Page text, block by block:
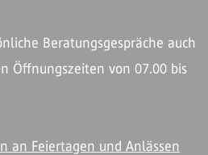
Beratungsgespräche auch
Öffnungszeiten von 07.00 bis
an Feiertagen und Anlässen